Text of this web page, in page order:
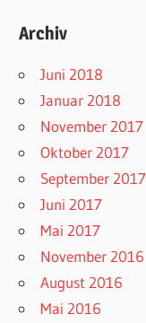
Archiv
Juni 2018
Januar 2018
November 2017
Oktober 2017
September 2017
Juni 2017
Mai 2017
November 2016
August 2016
Mai 2016